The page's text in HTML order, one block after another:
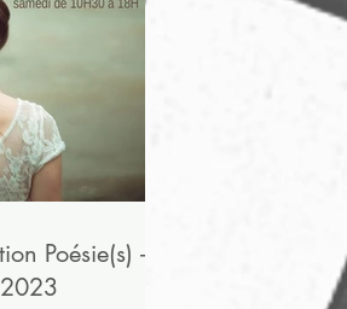
Poésie(s) -